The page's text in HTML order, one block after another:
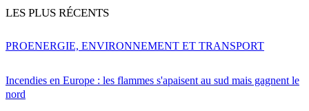
LES PLUS RÉCENTS
Incendies en Europe : les flammes s'apaisent au sud mais gagnent le
nord
PROENERGIE, ENVIRONNEMENT ET TRANSPORT